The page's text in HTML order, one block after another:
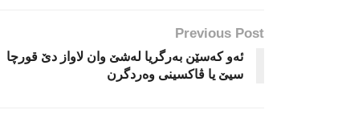
Previous Post
ئه‌و كه‌سێن به‌رگریا له‌شێ وان لاواز دێ قورچا
سیێ یا ڤاكسینى وه‌ردگرن